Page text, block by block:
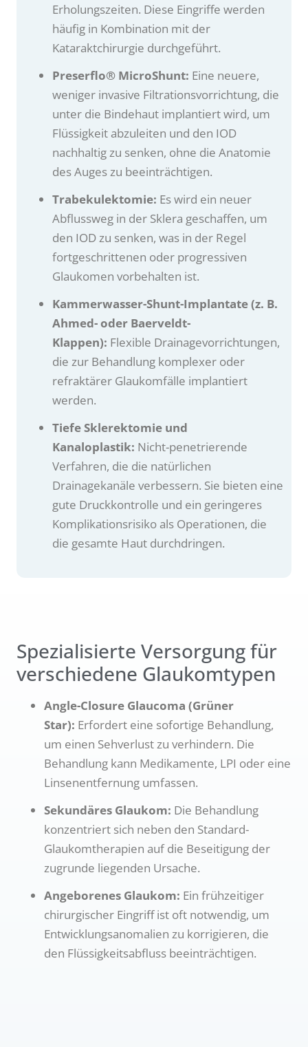
Erholungszeiten. Diese Eingriffe werden
häufig in Kombination mit der
Kataraktchirurgie durchgeführt.
Preserflo® MicroShunt: Eine neuere,
weniger invasive Filtrationsvorrichtung, die
unter die Bindehaut implantiert wird, um
Flüssigkeit abzuleiten und den IOD
nachhaltig zu senken, ohne die Anatomie
des Auges zu beeinträchtigen.
Trabekulektomie: Es wird ein neuer
Abflussweg in der Sklera geschaffen, um
den IOD zu senken, was in der Regel
fortgeschrittenen oder progressiven
Glaukomen vorbehalten ist.
Kammerwasser-Shunt-Implantate (z. B.
Ahmed- oder Baerveldt-
Klappen): Flexible Drainagevorrichtungen,
die zur Behandlung komplexer oder
refraktärer Glaukomfälle implantiert
werden.
Tiefe Sklerektomie und
Kanaloplastik: Nicht-penetrierende
Verfahren, die die natürlichen
Drainagekanäle verbessern. Sie bieten eine
gute Druckkontrolle und ein geringeres
Komplikationsrisiko als Operationen, die
die gesamte Haut durchdringen.
Spezialisierte Versorgung für
verschiedene Glaukomtypen
Angle-Closure Glaucoma (Grüner
Star): Erfordert eine sofortige Behandlung,
um einen Sehverlust zu verhindern. Die
Behandlung kann Medikamente, LPI oder eine
Linsenentfernung umfassen.
Sekundäres Glaukom: Die Behandlung
konzentriert sich neben den Standard-
Glaukomtherapien auf die Beseitigung der
zugrunde liegenden Ursache.
Angeborenes Glaukom: Ein frühzeitiger
chirurgischer Eingriff ist oft notwendig, um
Entwicklungsanomalien zu korrigieren, die
den Flüssigkeitsabfluss beeinträchtigen.